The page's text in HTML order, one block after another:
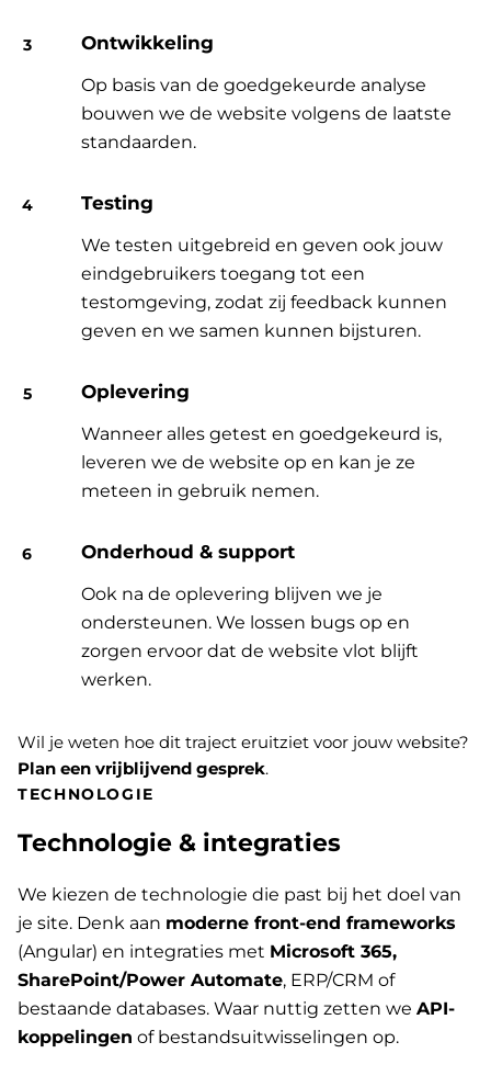
Ontwikkeling
Op basis van de goedgekeurde analyse
bouwen we de website volgens de laatste
standaarden.
Testing
We testen uitgebreid en geven ook jouw
eindgebruikers toegang tot een
testomgeving, zodat zij feedback kunnen
geven en we samen kunnen bijsturen.
Oplevering
Wanneer alles getest en goedgekeurd is,
leveren we de website op en kan je ze
meteen in gebruik nemen.
Onderhoud & support
Ook na de oplevering blijven we je
ondersteunen. We lossen bugs op en
zorgen ervoor dat de website vlot blijft
werken.
Wil je weten hoe dit traject eruitziet voor jouw website?
Plan een vrijblijvend gesprek.
TECHNOLOGIE
Technologie & integraties
We kiezen de technologie die past bij het doel van
je site. Denk aan moderne front-end frameworks
(Angular) en integraties met Microsoft 365,
SharePoint/Power Automate, ERP/CRM of
bestaande databases. Waar nuttig zetten we API-
koppelingen of bestandsuitwisselingen op.